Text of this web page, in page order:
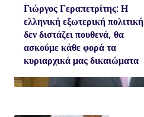
Γιώργος Γεραπετρίτης: Η
ελληνική εξωτερική πολιτική
δεν διστάζει πουθενά, θα
ασκούμε κάθε φορά τα
κυριαρχικά μας δικαιώματα